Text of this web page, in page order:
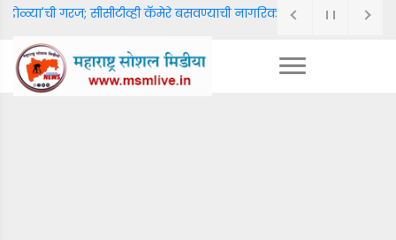
गरज; सीसीटीव्ही कॅमेरे बसवण्याची नागरिकांमधून जोरदार मागणी.